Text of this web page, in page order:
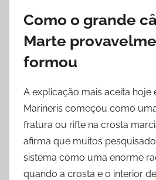
Como o grande
Marte
formou
A explicação mais aceita hoje
Marineris começou como
fratura ou rifte na crosta
afirma que muitos
sistema como uma enorme
quando a crosta e o interior